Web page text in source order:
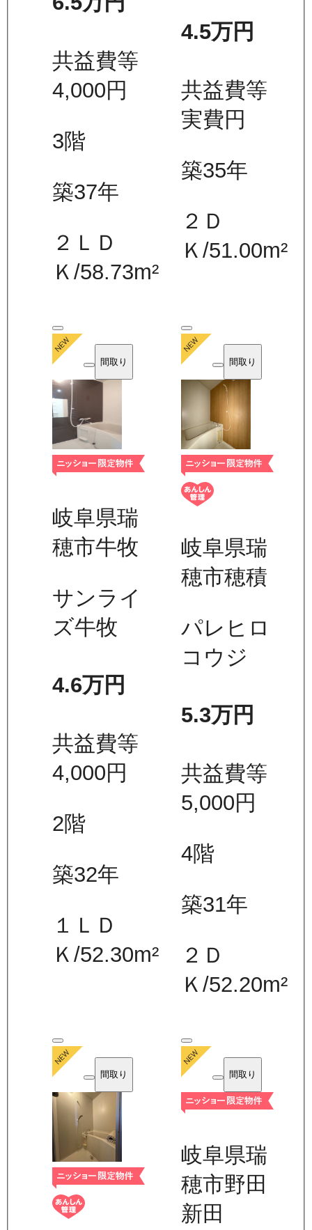
共益費等
4,000円
3階
築37年
２ＬＤ
Ｋ/58.73m²
4.5万円
共益費等
実費円
築35年
２Ｄ
Ｋ /51.00m²
間取り
岐阜県瑞
穂市牛牧
サンライ
ズ牛牧
4.6万円
共益費等
4,000円
2階
築32年
１ＬＤ
Ｋ/52.30m²
間取り
岐阜県瑞
穂市穂積
パレヒロ
コウジ
5.3万円
共益費等
5,000円
4階
築31年
２Ｄ
Ｋ /52.20m²
間取り 間取り
岐阜県瑞
穂市野田
新田